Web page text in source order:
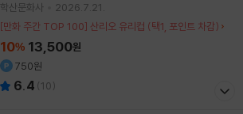
학산문화사
2026.7.21.
[만화 주간 TOP 100] 산리오 유리컵 (택1, 포인트 차감)
10% 13,500원
750원
6.4 (10)